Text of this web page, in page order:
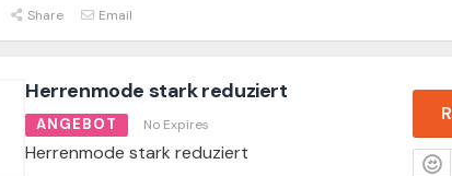
Share Email
Herrenmode stark reduziert
ANGEBOT No Expires
Herrenmode stark reduziert